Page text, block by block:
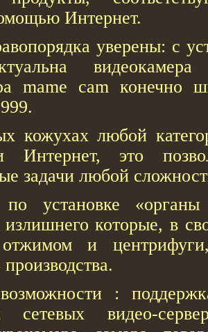
Интернет.
уверены: с
mame cam конечно
кожухах любой
Интернет, это
задачи любой
установке
излишнего которые, в
и центрифуги,
:
сетевых видео-